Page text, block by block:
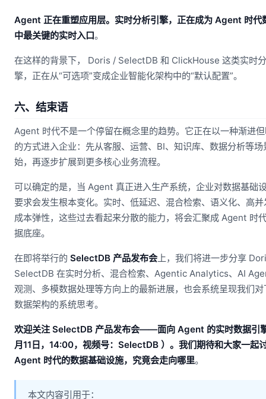
Agent 正在重塑应用层。实时分析引擎，正在成为 Agent 时代
中最关键的实时入口。
在这样的背景下， Doris / SelectDB 和 ClickHouse 这类实时
擎，正在从“可选项”变成企业智能化架构中的“默认配置”。
六、结束语
Agent 时代不是一个停留在概念里的趋势。它正在以一种渐进
的方式进入企业：先从客服、运营、BI、知识库、数据分析等场
始，再逐步扩展到更多核心业务流程。
可以确定的是，当 Agent 真正进入生产系统，企业对数据基础
要求会发生根本变化。实时、低延迟、混合检索、语义化、高并
成本弹性，这些过去看起来分散的能力，将会汇聚成 Agent 时
据底座。
在即将举行的 SelectDB 产品发布会上，我们将进一步分享
SelectDB 在实时分析、混合检索、Agentic Analytics、AI
观测、多模数据处理等方向上的最新进展，也会系统呈现我们对
数据架构的系统思考。
欢迎关注 SelectDB 产品发布会——面向 Agent 的实时数据引
月11日，14:00，视频号：SelectDB ）。我们期待和大家一起
Agent 时代的数据基础设施，究竟会走向哪里。
本文内容引用于：